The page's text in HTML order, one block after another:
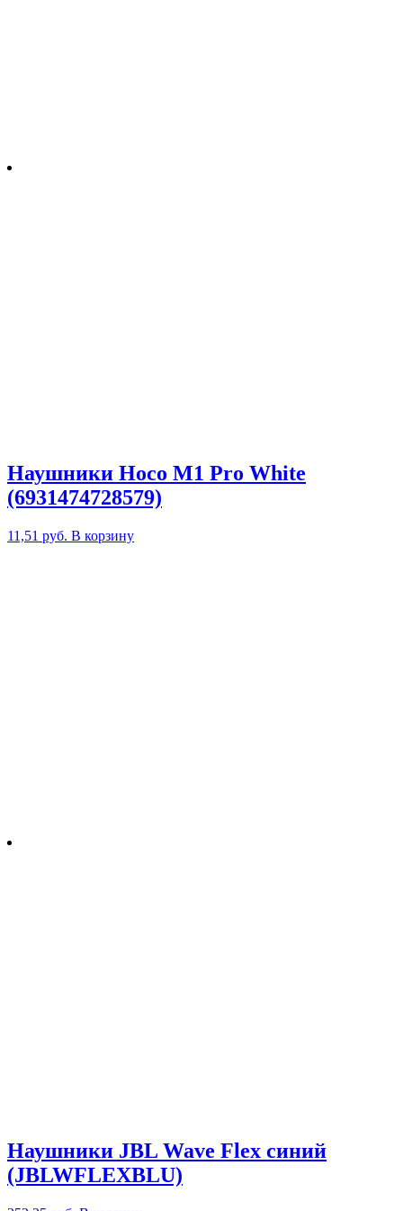
Наушники Hoco M1 Pro White
(6931474728579)
11,51 руб. В корзину
Наушники JBL Wave Flex синий
(JBLWFLEXBLU)